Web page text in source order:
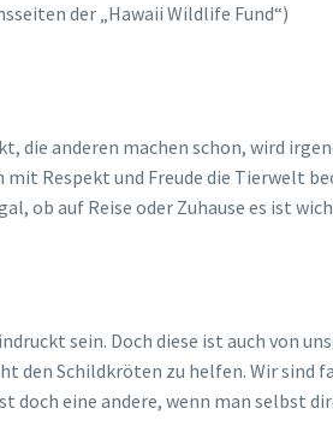
der „Hawaii Wildlife Fund“)
die anderen machen schon, wird
Respekt und Freude die Tierwelt
ob auf Reise oder Zuhause es ist
sein. Doch diese ist auch von
den Schildkröten zu helfen. Wir
doch eine andere, wenn man selbst